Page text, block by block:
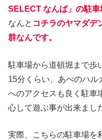
SELECT なんば」の駐車
なんと コチラのヤマダデ
群なんです。
駐車場から道頓堀まで歩
15分くらい、あべのハル
へのアクセスも良く駐車
心して遊ぶ事が出来まし
実際、こちらの駐車場を